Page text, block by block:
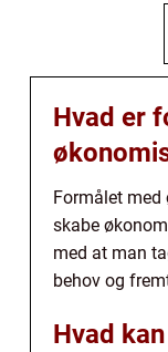
Hvad er
Formålet
skabe
med at man
behov og
Hvad